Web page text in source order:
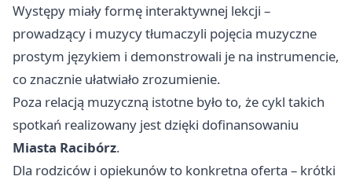
Występy miały formę interaktywnej lekcji –
prowadzący i muzycy tłumaczyli pojęcia muzyczne
prostym językiem i demonstrowali je na instrumencie,
co znacznie ułatwiało zrozumienie.
Poza relacją muzyczną istotne było to, że cykl takich
spotkań realizowany jest dzięki dofinansowaniu
Miasta Racibórz.
Dla rodziców i opiekunów to konkretna oferta – krótki